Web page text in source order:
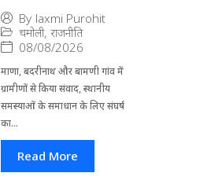
By laxmi Purohit
चमोली, राजनीति
08/08/2026
माणा, बदरीनाथ और बामणी गांव में
ग्रामीणों से किया संवाद, स्थानीय
समस्याओं के समाधान के लिए संघर्ष
का...
Read More